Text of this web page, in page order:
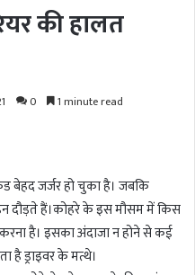
की हालत
0 1 minute read
बेहद जर्जर हो चुका है। जबकि
दौड़ते हैं।कोहरे के इस मौसम में किस
है। इसका अंदाजा न होने से कई
है ड्राइवर के मत्थे।